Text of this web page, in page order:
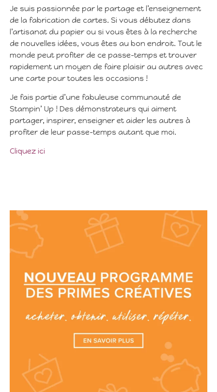
Je suis passionnée par le partage et l’enseignement
de la fabrication de cartes. Si vous débutez dans
l’artisanat du papier ou si vous êtes à la recherche
de nouvelles idées, vous êtes au bon endroit. Tout le
monde peut profiter de ce passe-temps et trouver
rapidement un moyen de faire plaisir au autres avec
une carte pour toutes les occasions !
Je fais partie d’une fabuleuse communauté de
Stampin’ Up ! Des démonstrateurs qui aiment
partager, inspirer, enseigner et aider les autres à
profiter de leur passe-temps autant que moi.
Cliquez ici